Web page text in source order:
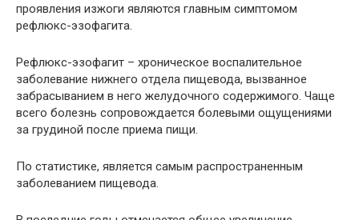
проявления изжоги являются главным симптомом
рефлюкс-эзофагита.
Рефлюкс-эзофагит – хроническое воспалительное
заболевание нижнего отдела пищевода, вызванное
забрасыванием в него желудочного содержимого. Чаще
всего болезнь сопровождается болевыми ощущениями
за грудиной после приема пищи.
По статистике, является самым распространенным
заболеванием пищевода.